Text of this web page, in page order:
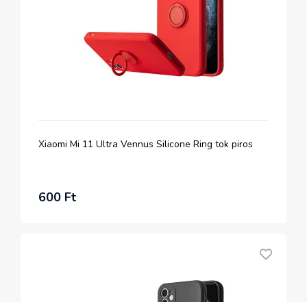
Xiaomi Mi 11 Ultra Vennus Silicone Ring tok piros
600 Ft